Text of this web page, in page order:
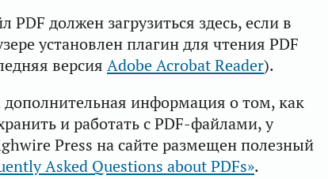
должен загрузиться здесь, если в
установлен плагин для чтения PDF
версия Adobe Acrobat Reader).
информация о том, как
и работать с PDF-файлами, у
Press на сайте размещен полезный
Asked Questions about PDFs».